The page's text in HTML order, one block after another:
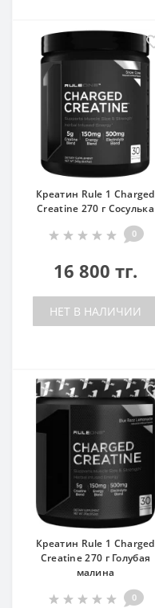
Креатин Rule 1 Charged
Creatine 270 г Сосулька
0
16 800 тг.
НЕТ В НАЛИЧИИ
Креатин Rule 1 Charged
Creatine 270 г Голубая
малина
0